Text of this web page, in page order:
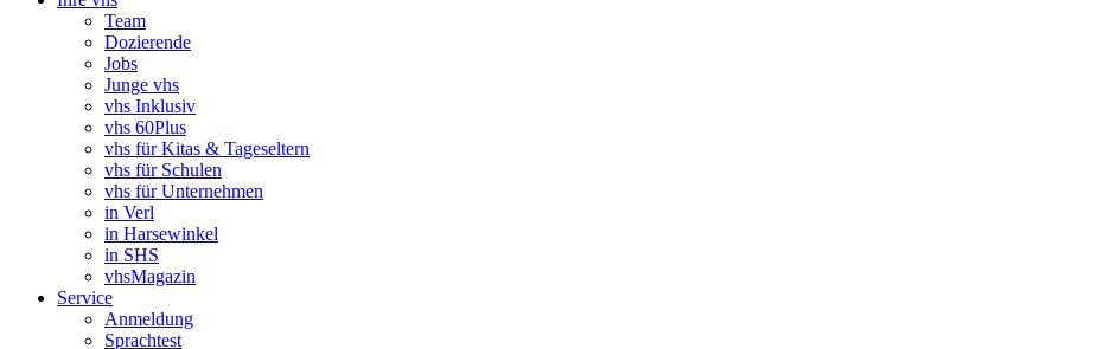
Team
Dozierende
Jobs
Junge vhs
vhs Inklusiv
vhs 60Plus
vhs für Kitas & Tageseltern
vhs für Schulen
vhs für Unternehmen
in Verl
in Harsewinkel
in SHS
vhsMagazin
Service
Anmeldung
Sprachtest